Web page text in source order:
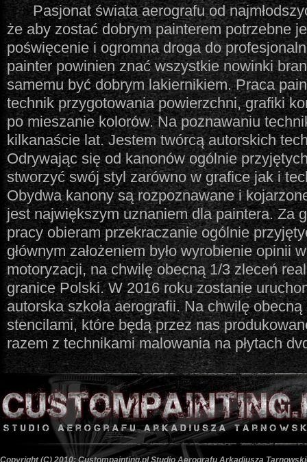
Pasjonat świata aerografu od
że aby zostać dobrym painterem potrzebne
poświęcenie i ogromna droga do
painter powinien znać wszystkie nowinki
samemu być dobrym lakiernikiem. Praca
technik przygotowania powierzchni, grafiki
po mieszanie kolorów. Na poznawaniu
kilkanaście lat. Jestem twórcą autorskich
Odrywając się od kanonów ogólnie
stworzyć swój styl zarówno w grafice jak i
Obydwa kanony są rozpoznawane i
jest największym uznaniem dla paintera. Za
pracy obieram przekraczanie ogólnie
głównym założeniem było wyrobienie opinii
motoryzacji, na chwilę obecną 1/3 zleceń
granice Polski. W 2016 roku zostanie
autorska szkoła aerografii. Na chwilę
stencilami, które będą przez nas
razem z technikami malowania na płytach
Copyright (C) 2010: Custompainting.pl Studio Aerografu Arkadiusza